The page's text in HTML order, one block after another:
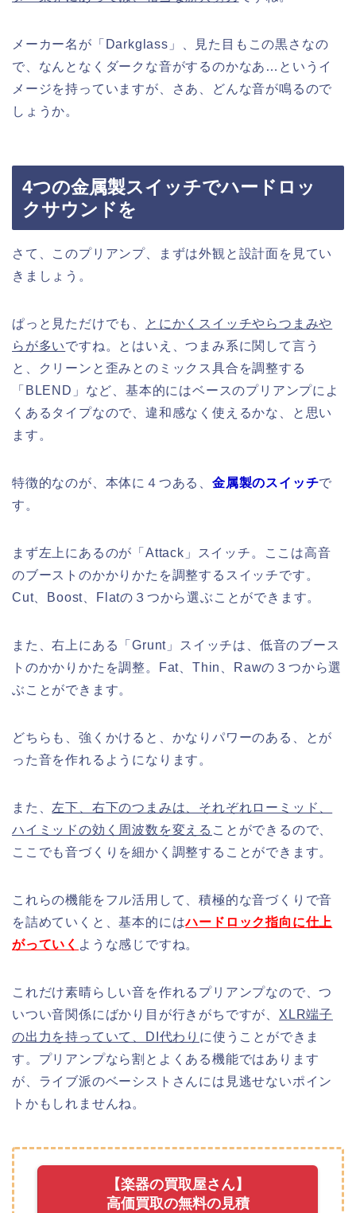
メーカー名が「Darkglass」、見た目もこの黒さなの
で、なんとなくダークな音がするのかなあ…というイ
メージを持っていますが、さあ、どんな音が鳴るので
しょうか。
4つの金属製スイッチでハードロッ
クサウンドを
さて、このプリアンプ、まずは外観と設計面を見てい
きましょう。
ぱっと見ただけでも、
とにかくスイッチやらつまみや
らが多いですね。とはいえ、つまみ系に関して言う
と、クリーンと歪みとのミックス具合を調整する
「BLEND」など、基本的にはベースのプリアンプによ
くあるタイプなので、違和感なく使えるかな、と思い
ます。
特徴的なのが、本体に４つある、 金属製のスイッチで
す。
まず左上にあるのが「Attack」スイッチ。ここは高音
のブーストのかかりかたを調整するスイッチです。
Cut、Boost、Flatの３つから選ぶことができます。
また、右上にある「Grunt」スイッチは、低音のブース
トのかかりかたを調整。Fat、Thin、Rawの３つから選
ぶことができます。
どちらも、強くかけると、かなりパワーのある、とが
った音を作れるようになります。
また、 左下、右下のつまみは、それぞれローミッド、
ハイミッドの効く周波数を変える ことができるので、
ここでも音づくりを細かく調整することができます。
これらの機能をフル活用して、積極的な音づくりで音
を詰めていくと、基本的にはハードロック指向に仕上
がっていく ような感じですね。
これだけ素晴らしい音を作れるプリアンプなので、つ
いつい音関係にばかり目が行きがちですが、 XLR端子
の出力を持っていて、DI代わり に使うことができま
す。プリアンプなら割とよくある機能ではあります
が、ライブ派のベーシストさんには見逃せないポイン
トかもしれませんね。
【楽器の買取屋さん】
高価買取の無料の見積